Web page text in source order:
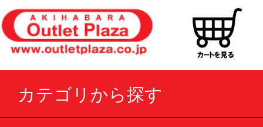
カテゴリから探す